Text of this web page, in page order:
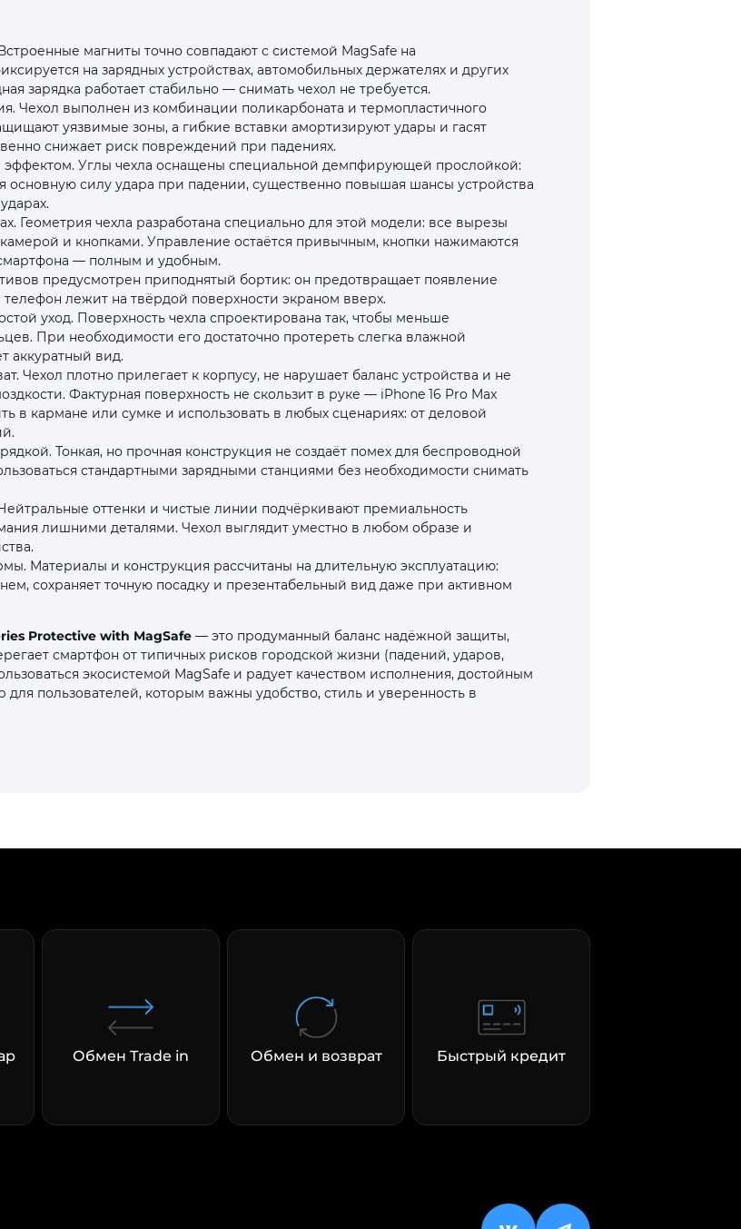
магниты точно совпадают с системой MagSafe на
на зарядных устройствах, автомобильных держателях и других
зарядка работает стабильно — снимать чехол не требуется.
Чехол выполнен из комбинации поликарбоната и термопластичного
уязвимые зоны, а гибкие вставки амортизируют удары и гасят
снижает риск повреждений при падениях.
Углы чехла оснащены специальной демпфирующей прослойкой:
основную силу удара при падении, существенно повышая шансы устройства
Геометрия чехла разработана специально для этой модели: все вырезы
и кнопками. Управление остаётся привычным, кнопки нажимаются
— полным и удобным.
предусмотрен приподнятый бортик: он предотвращает появление
лежит на твёрдой поверхности экраном вверх.
уход. Поверхность чехла спроектирована так, чтобы меньше
При необходимости его достаточно протереть слегка влажной
аккуратный вид.
Чехол плотно прилегает к корпусу, не нарушает баланс устройства и не
Фактурная поверхность не скользит в руке — iPhone 16 Pro Max
в кармане или сумке и использовать в любых сценариях: от деловой
Тонкая, но прочная конструкция не создаёт помех для беспроводной
стандартными зарядными станциями без необходимости снимать
оттенки и чистые линии подчёркивают премиальность
лишними деталями. Чехол выглядит уместно в любом образе и
Материалы и конструкция рассчитаны на длительную эксплуатацию:
сохраняет точную посадку и презентабельный вид даже при активном
Protective with MagSafe — это продуманный баланс надёжной защиты,
смартфон от типичных рисков городской жизни (падений, ударов,
экосистемой MagSafe и радует качеством исполнения, достойным
пользователей, которым важны удобство, стиль и уверенность в
Обмен Trade in Обмен и возврат Быстрый кредит
раз в 2 недели